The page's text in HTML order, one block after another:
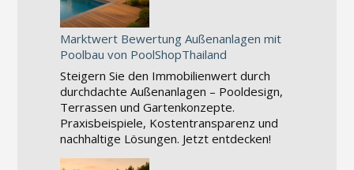
Marktwert Bewertung Außenanlagen mit
Poolbau von PoolShopThailand
Steigern Sie den Immobilienwert durch
durchdachte Außenanlagen – Pooldesign,
Terrassen und Gartenkonzepte.
Praxisbeispiele, Kostentransparenz und
nachhaltige Lösungen. Jetzt entdecken!